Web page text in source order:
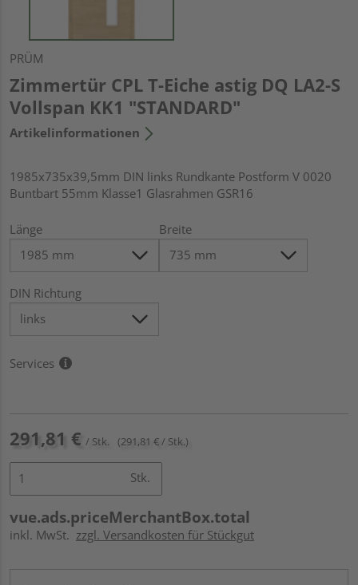
PRÜM
Zimmertür CPL T-Eiche astig DQ LA2-S
Vollspan KK1 "STANDARD"
Artikelinformationen
1985x735x39,5mm DIN links Rundkante Postform V 0020
Buntbart 55mm Klasse1 Glasrahmen GSR16
Länge Breite
DIN Richtung
Services
291,81 € / Stk. (291,81 € / Stk.)
Stk.
vue.ads.priceMerchantBox.total
inkl. MwSt. zzgl. Versandkosten für Stückgut